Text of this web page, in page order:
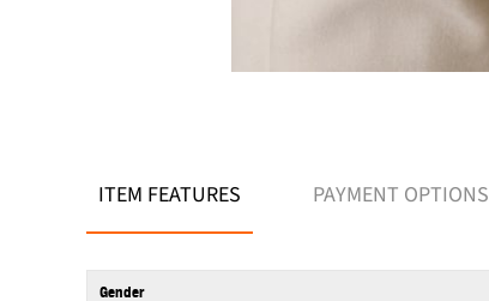
ITEM FEATURES PAYMENT OPTIONS
Gender